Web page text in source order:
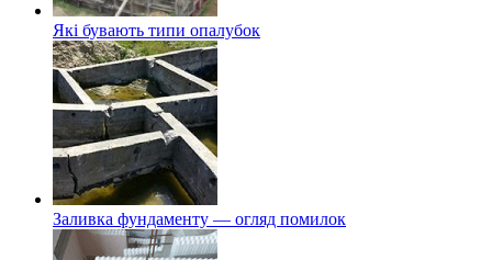
Які бувають типи опалубок
Заливка фундаменту — огляд помилок